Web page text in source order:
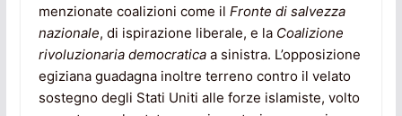
menzionate coalizioni come il Fronte di salvezza
nazionale, di ispirazione liberale, e la Coalizione
rivoluzionaria democraticaa sinistra. L’opposizione
egiziana guadagna inoltre terreno contro il velato
sostegno degli Stati Uniti alle forze islamiste, volto